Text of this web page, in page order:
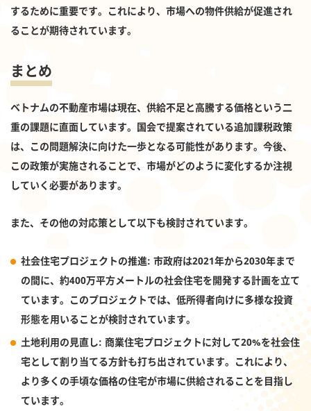
するために重要です。これにより、市場への物件供給が促進され
ることが期待されています。
まとめ
ベトナムの不動産市場は現在、供給不足と高騰する価格という二
重の課題に直面しています。国会で提案されている追加課税政策
は、この問題解決に向けた一歩となる可能性があります。今後、
この政策が実施されることで、市場がどのように変化するか注視
していく必要があります。
また、その他の対応策として以下も検討されています。
社会住宅プロジェクトの推進: 市政府は2021年から2030年まで
の間に、約400万平方メートルの社会住宅を開発する計画を立て
ています。このプロジェクトでは、低所得者向けに多様な投資
形態を用いることが検討されています。
土地利用の見直し: 商業住宅プロジェクトに対して20%を社会住
宅として割り当てる方針も打ち出されています。これにより、
より多くの手頃な価格の住宅が市場に供給されることを目指し
ています。